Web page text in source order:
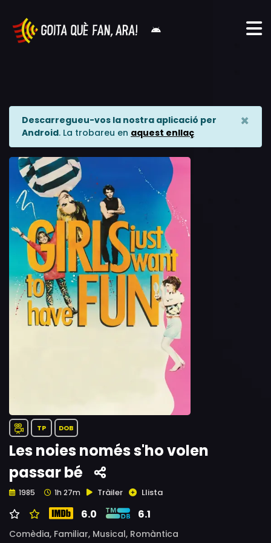
Descarregueu-vos la nostra aplicació per
Android. La trobareu en aquest enllaç
×
TP DOB
Les noies només s'ho volen
passar bé
1985 1h 27m Tràiler Llista
6.0 6.1
Comèdia, Familiar, Musical, Romàntica